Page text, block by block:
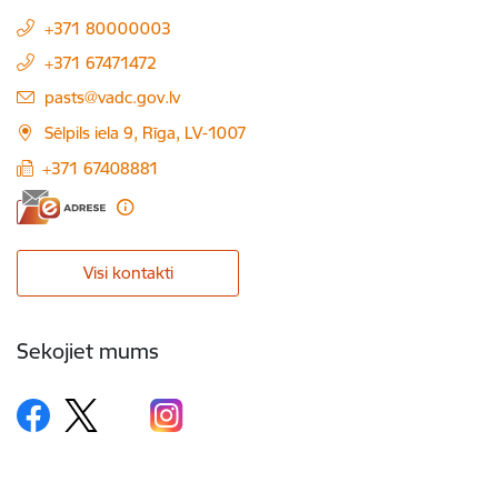
+371 80000003
+371 67471472
E-pasts:
pasts@vadc.gov.lv
Sēlpils iela 9, Rīga, LV-1007
+371 67408881
Visi kontakti
Sekojiet mums